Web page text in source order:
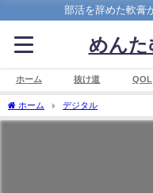
部活を辞めた軟膏
めん
ホーム 抜け道 QOL
ホーム デジタル